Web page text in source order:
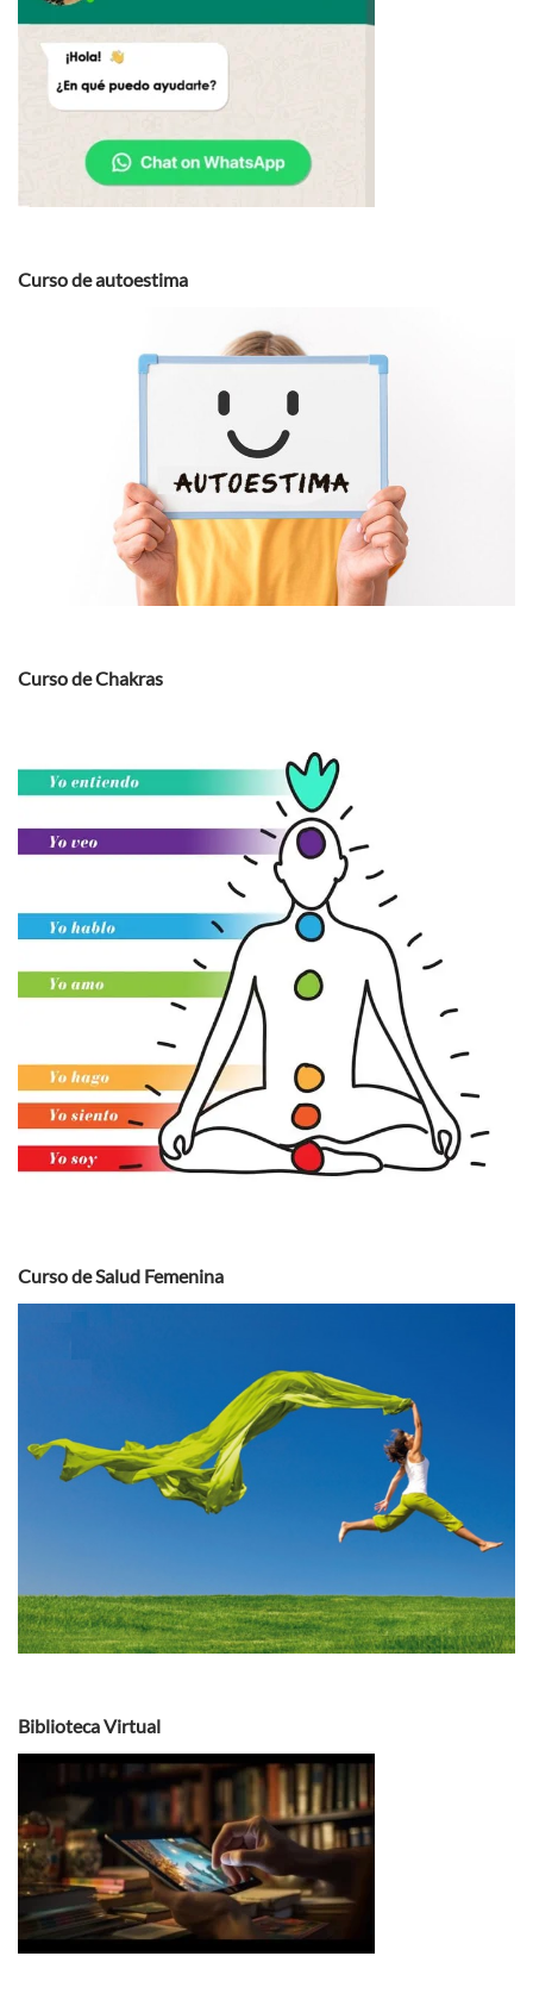
Curso de autoestima
Curso de Chakras
Curso de Salud Femenina
Biblioteca Virtual